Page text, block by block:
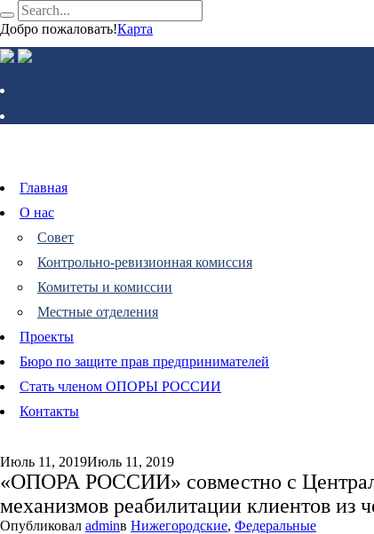
Добро пожаловать!Карта
Главная
О нас
Совет
Контрольно-ревизионная комиссия
Комитеты и комиссии
Местные отделения
Проекты
Бюро по защите прав предпринимателей
Стать членом ОПОРЫ РОССИИ
Контакты
Июль 11, 2019Июль 11, 2019
«ОПОРА РОССИИ» совместно с
механизмов реабилитации клиентов из
Опубликовал adminв Нижегородские, Федеральные